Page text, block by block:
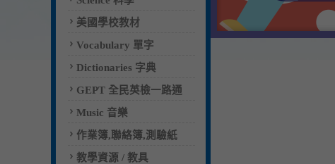
美國學校教材
Vocabulary 單字
Dictionaries 字典
GEPT 全民英檢一路通
Music 音樂
作業簿,聯絡簿,測驗紙
教學資源 / 教具